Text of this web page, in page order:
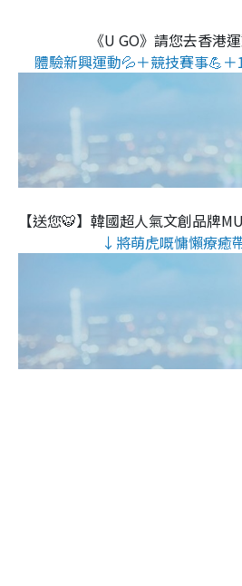
《U GO》請您去香港
體驗新興運動💦＋競技賽事💪
【送您🐯】韓國超人氣文創品牌
↓將萌虎嘅慵懶療癒